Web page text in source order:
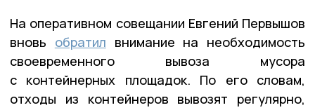
На оперативном совещании Евгений Первышов
вновь обратил внимание на необходимость
своевременного вывоза мусора
с контейнерных площадок. По его словам,
отходы из контейнеров вывозят регулярно,